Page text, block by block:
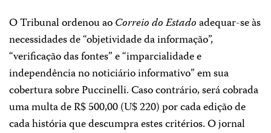
O Tribunal ordenou aoCorreio do Estadoadequar-se às
necessidades de “objetividade da informação”,
“verificação das fontes” e “imparcialidade e
independência no noticiário informativo” em sua
cobertura sobre Puccinelli. Caso contrário, será cobrada
uma multa de R$ 500,00 (U$ 220) por cada edição de
cada história que descumpra estes critérios. O jornal